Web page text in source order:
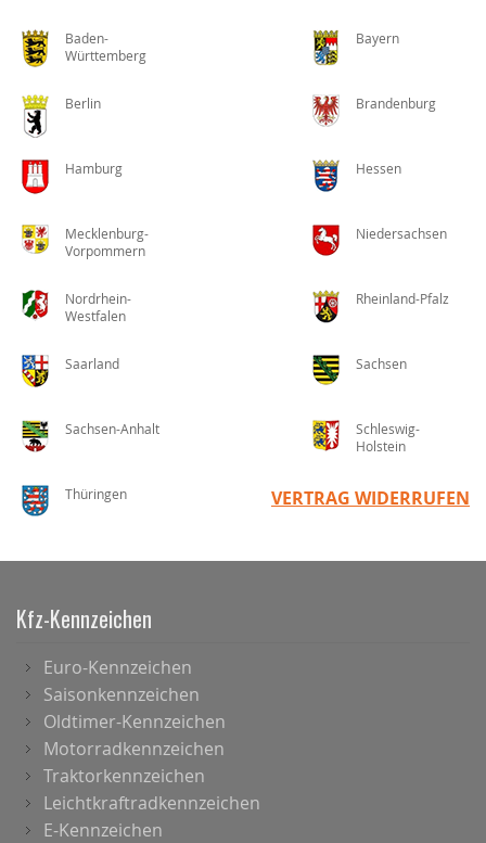
Baden-
Württemberg
Bayern
Berlin Brandenburg
Hamburg Hessen
Mecklenburg-
Vorpommern
Niedersachsen
Nordrhein-
Westfalen
Rheinland-Pfalz
Saarland Sachsen
Sachsen-Anhalt
Schleswig-
Holstein
Thüringen VERTRAG WIDERRUFEN
Kfz-Kennzeichen
Euro-Kennzeichen
Saisonkennzeichen
Oldtimer-Kennzeichen
Motorradkennzeichen
Traktorkennzeichen
Leichtkraftradkennzeichen
E-Kennzeichen